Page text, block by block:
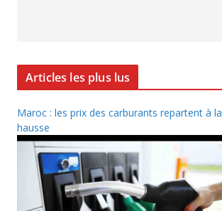
Articles les plus lus
Maroc : les prix des carburants repartent à la
hausse